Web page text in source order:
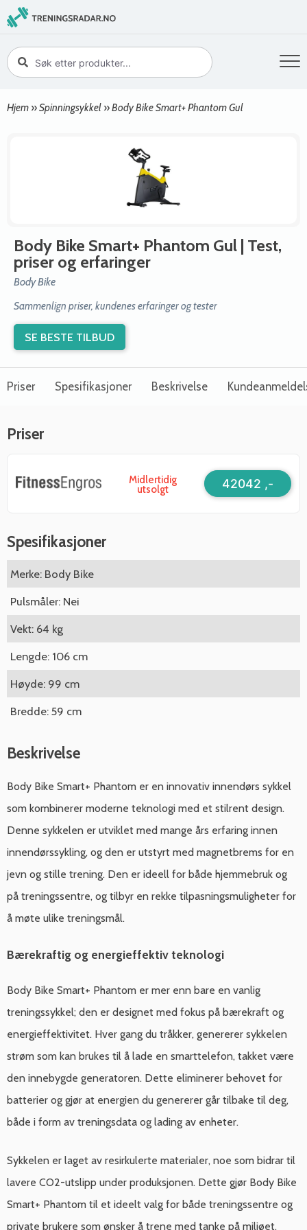
Hjem »Spinningsykkel »Body Bike Smart+ Phantom Gul
Body Bike Smart+ Phantom Gul | Test,
priser og erfaringer
Body Bike
Sammenlign priser, kundenes erfaringer og tester
SE BESTE TILBUD
Priser Spesifikasjoner Beskrivelse
Priser
Midlertidig
utsolgt 42042 ,-
Spesifikasjoner
Merke: Body Bike
Pulsmåler: Nei
Vekt: 64 kg
Lengde: 106 cm
Høyde: 99 cm
Bredde: 59 cm
Beskrivelse
Body Bike Smart+ Phantom er en innovativ innendørs sykkel
som kombinerer moderne teknologi med et stilrent design.
Denne sykkelen er utviklet med mange års erfaring innen
innendørssykling, og den er utstyrt med magnetbrems for en
jevn og stille trening. Den er ideell for både hjemmebruk og
på treningssentre, og tilbyr en rekke tilpasningsmuligheter for
å møte ulike treningsmål.
Bærekraftig og energieffektiv teknologi
Body Bike Smart+ Phantom er mer enn bare en vanlig
treningssykkel; den er designet med fokus på bærekraft og
energieffektivitet. Hver gang du tråkker, genererer sykkelen
strøm som kan brukes til å lade en smarttelefon, takket være
den innebygde generatoren. Dette eliminerer behovet for
batterier og gjør at energien du genererer går tilbake til deg,
både i form av treningsdata og lading av enheter.
Sykkelen er laget av resirkulerte materialer, noe som bidrar til
lavere CO2-utslipp under produksjonen. Dette gjør Body Bike
Smart+ Phantom til et ideelt valg for både treningssentre og
private brukere som ønsker å trene med tanke på miljøet.